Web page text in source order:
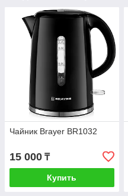
Чайник Brayer BR1032
15 000 ₸
Купить